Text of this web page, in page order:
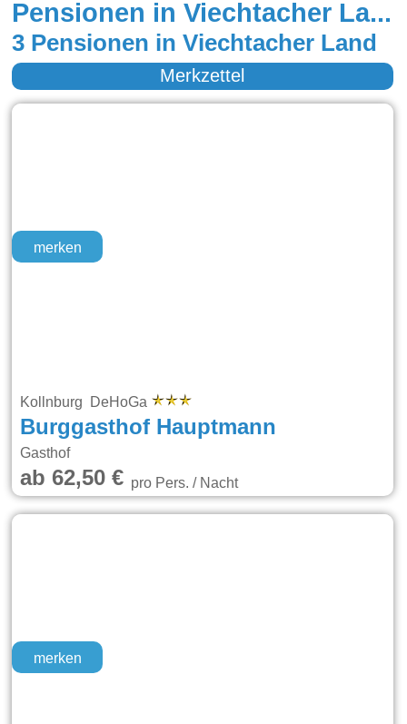
Pensionen in Viechtacher Land
3 Pensionen in Viechtacher Land
Merkzettel
merken
Kollnburg DeHoGa
Burggasthof Hauptmann
Gasthof
ab 62,50 €pro Pers. / Nacht
merken